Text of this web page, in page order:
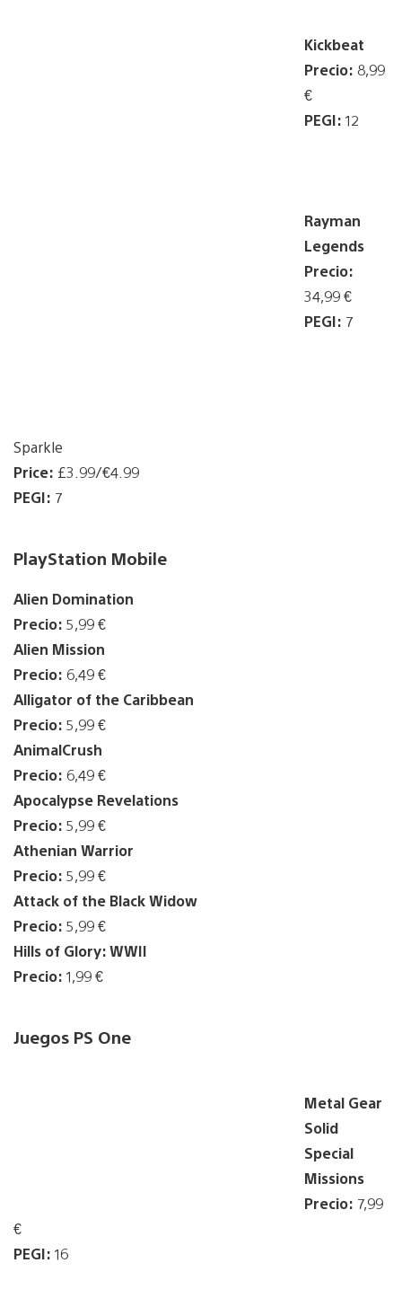
Kickbeat
Precio: 8,99
€
PEGI: 12
Rayman
Legends
Precio:
34,99 €
PEGI: 7
Sparkle
Price: £3.99/€4.99
PEGI: 7
PlayStation Mobile
Alien Domination
Precio: 5,99 €
Alien Mission
Precio: 6,49 €
Alligator of the Caribbean
Precio: 5,99 €
AnimalCrush
Precio: 6,49 €
Apocalypse Revelations
Precio: 5,99 €
Athenian Warrior
Precio: 5,99 €
Attack of the Black Widow
Precio: 5,99 €
Hills of Glory: WWII
Precio: 1,99 €
Juegos PS One
Metal Gear
Solid
Special
Missions
Precio: 7,99
€
PEGI: 16